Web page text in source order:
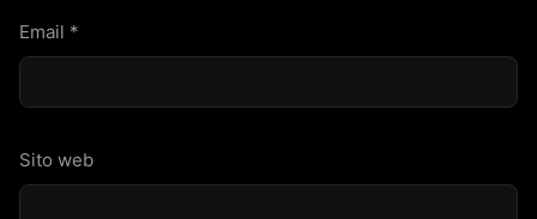
Email *
Sito web